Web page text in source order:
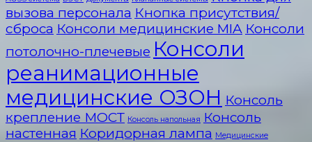
вызова персонала Кнопка присутствия/
сброса Консоли медицинские MIA Консоли
потолочно-плечевые Консоли
реанимационные
медицинские ОЗОН Консоль
крепление МОСТ Консоль напольная Консоль
настенная Коридорная лампа Медицинские